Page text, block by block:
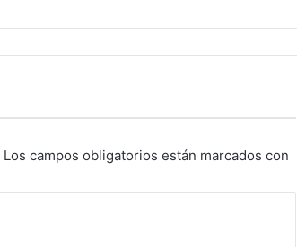
Los campos obligatorios están marcados con